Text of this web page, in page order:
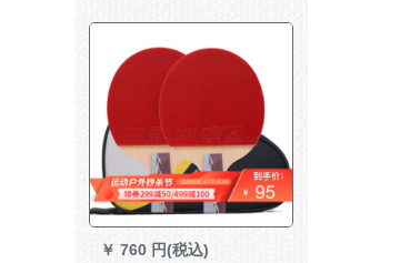
￥ 760 円(税込)